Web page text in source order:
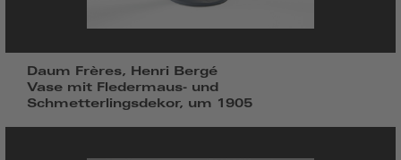
Daum Frères, Henri Bergé
Vase mit Fledermaus- und
Schmetterlingsdekor, um 1905